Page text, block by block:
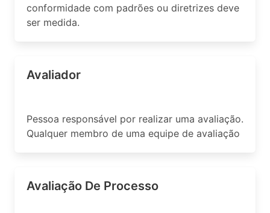
conformidade com padrões ou diretrizes deve
ser medida.
Avaliador
Pessoa responsável por realizar uma avaliação.
Qualquer membro de uma equipe de avaliação
Avaliação De Processo